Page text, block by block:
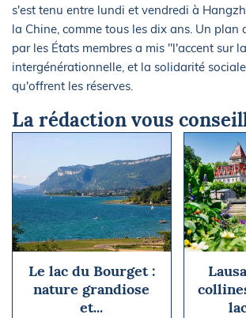
s'est tenu entre lundi et vendredi à
la Chine, comme tous les dix ans. Un plan
par les États membres a mis "l'accent sur
intergénérationnelle, et la solidarité
qu'offrent les réserves.
La rédaction vous
Le lac du Bourget :
nature grandiose
et...